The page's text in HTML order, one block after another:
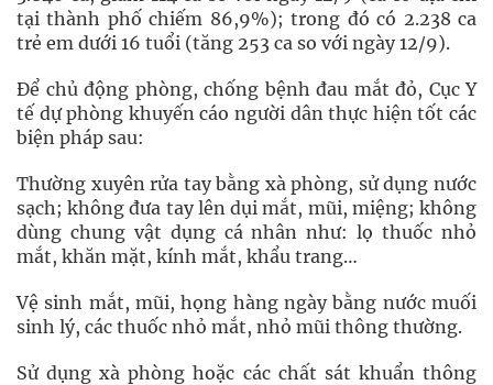
tại thành phố chiếm 86,9%); trong đó có 2.238 ca
trẻ em dưới 16 tuổi (tăng 253 ca so với ngày 12/9).
Để chủ động phòng, chống bệnh đau mắt đỏ, Cục Y
tế dự phòng khuyến cáo người dân thực hiện tốt các
biện pháp sau:
Thường xuyên rửa tay bằng xà phòng, sử dụng nước
sạch; không đưa tay lên dụi mắt, mũi, miệng; không
dùng chung vật dụng cá nhân như: lọ thuốc nhỏ
mắt, khăn mặt, kính mắt, khẩu trang…
Vệ sinh mắt, mũi, họng hàng ngày bằng nước muối
sinh lý, các thuốc nhỏ mắt, nhỏ mũi thông thường.
Sử dụng xà phòng hoặc các chất sát khuẩn thông